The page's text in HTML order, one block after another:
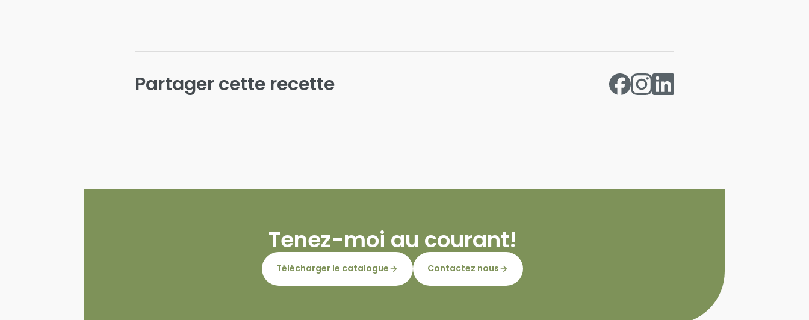
Partager cette recette
Tenez-moi au courant!
Télécharger le catalogue Contactez nous